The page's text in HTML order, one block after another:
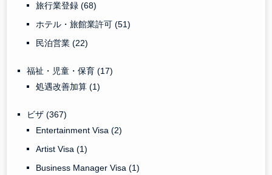
旅行業登録(68)
ホテル・旅館業許可(51)
民泊営業(22)
福祉・児童・保育(17)
処遇改善加算(1)
ビザ(367)
Entertainment Visa(2)
Artist Visa(1)
Business Manager Visa(1)